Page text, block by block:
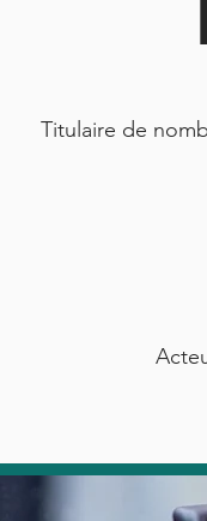
Titulaire de